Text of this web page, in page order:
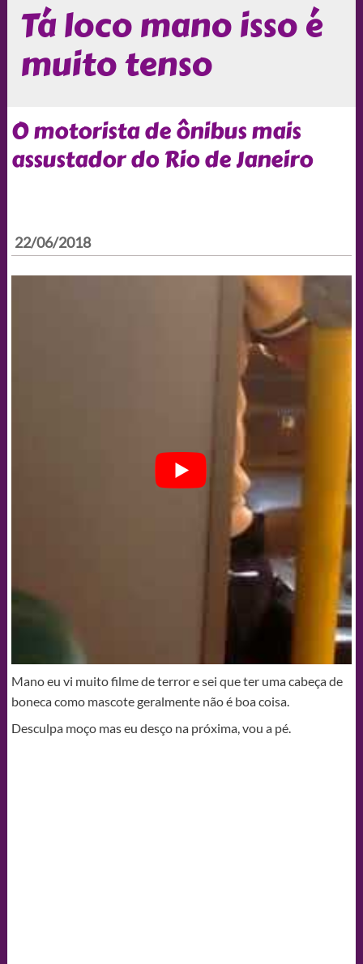
Tá loco mano isso é
muito tenso
O motorista de ônibus mais
assustador do Rio de Janeiro
22/06/2018
Mano eu vi muito filme de terror e sei que ter uma cabeça de
boneca como mascote geralmente não é boa coisa.
Desculpa moço mas eu desço na próxima, vou a pé.